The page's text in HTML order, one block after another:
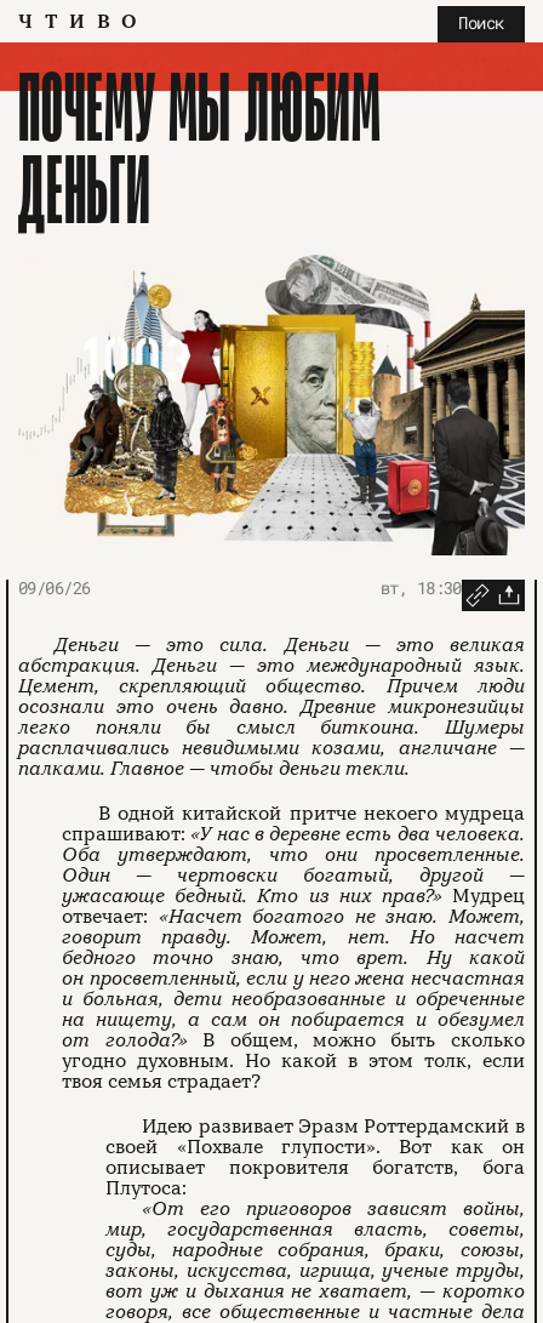
ЧТИВО Поиск
ПОЧЕМУ МЫ ЛЮБИМ
ДЕНЬГИ
09/06/26 вт, 18:30
Деньги — это сила. Деньги — это великая
абстракция. Деньги — это международный язык.
Цемент, скрепляющий общество. Причем люди
осознали это очень давно. Древние микронезийцы
легко поняли бы смысл биткоина. Шумеры
расплачивались невидимыми козами, англичане —
палками. Главное — чтобы деньги текли.
В одной китайской притче некоего мудреца
спрашивают: «У нас в деревне есть два человека.
Оба утверждают, что они просветленные.
Один — чертовски богатый, другой —
ужасающе бедный. Кто из них прав?» Мудрец
отвечает: «Насчет богатого не знаю. Может,
говорит правду. Может, нет. Но насчет
бедного точно знаю, что врет. Ну какой
он просветленный, если у него жена несчастная
и больная, дети необразованные и обреченные
на нищету, а сам он побирается и обезумел
от голода?» В общем, можно быть сколько
угодно духовным. Но какой в этом толк, если
твоя семья страдает?
Идею развивает Эразм Роттердамский в
своей «Похвале глупости». Вот как он
описывает покровителя богатств, бога
Плутоса:
«От его приговоров зависят войны,
мир, государственная власть, советы,
суды, народные собрания, браки, союзы,
законы, искусства, игрища, ученые труды,
вот уж и дыхания не хватает, — коротко
говоря, все общественные и частные дела